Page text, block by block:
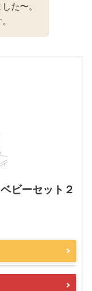
た〜。
ビーセット２